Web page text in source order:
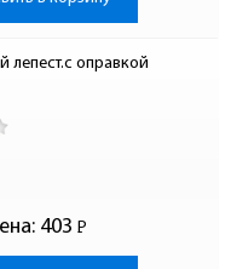
лепест.с оправкой
403 Р
-